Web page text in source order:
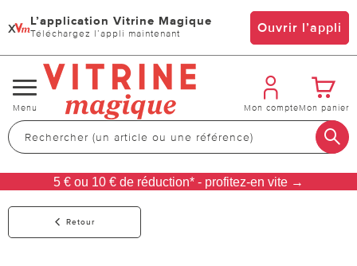
x L’application Vitrine Magique
Téléchargez l’appli maintenant Ouvrir l’appli
Changer
de
navigation
Menu Mon compteMon panier
5 € ou 10 € de réduction* - profitez-en vite →
Retour